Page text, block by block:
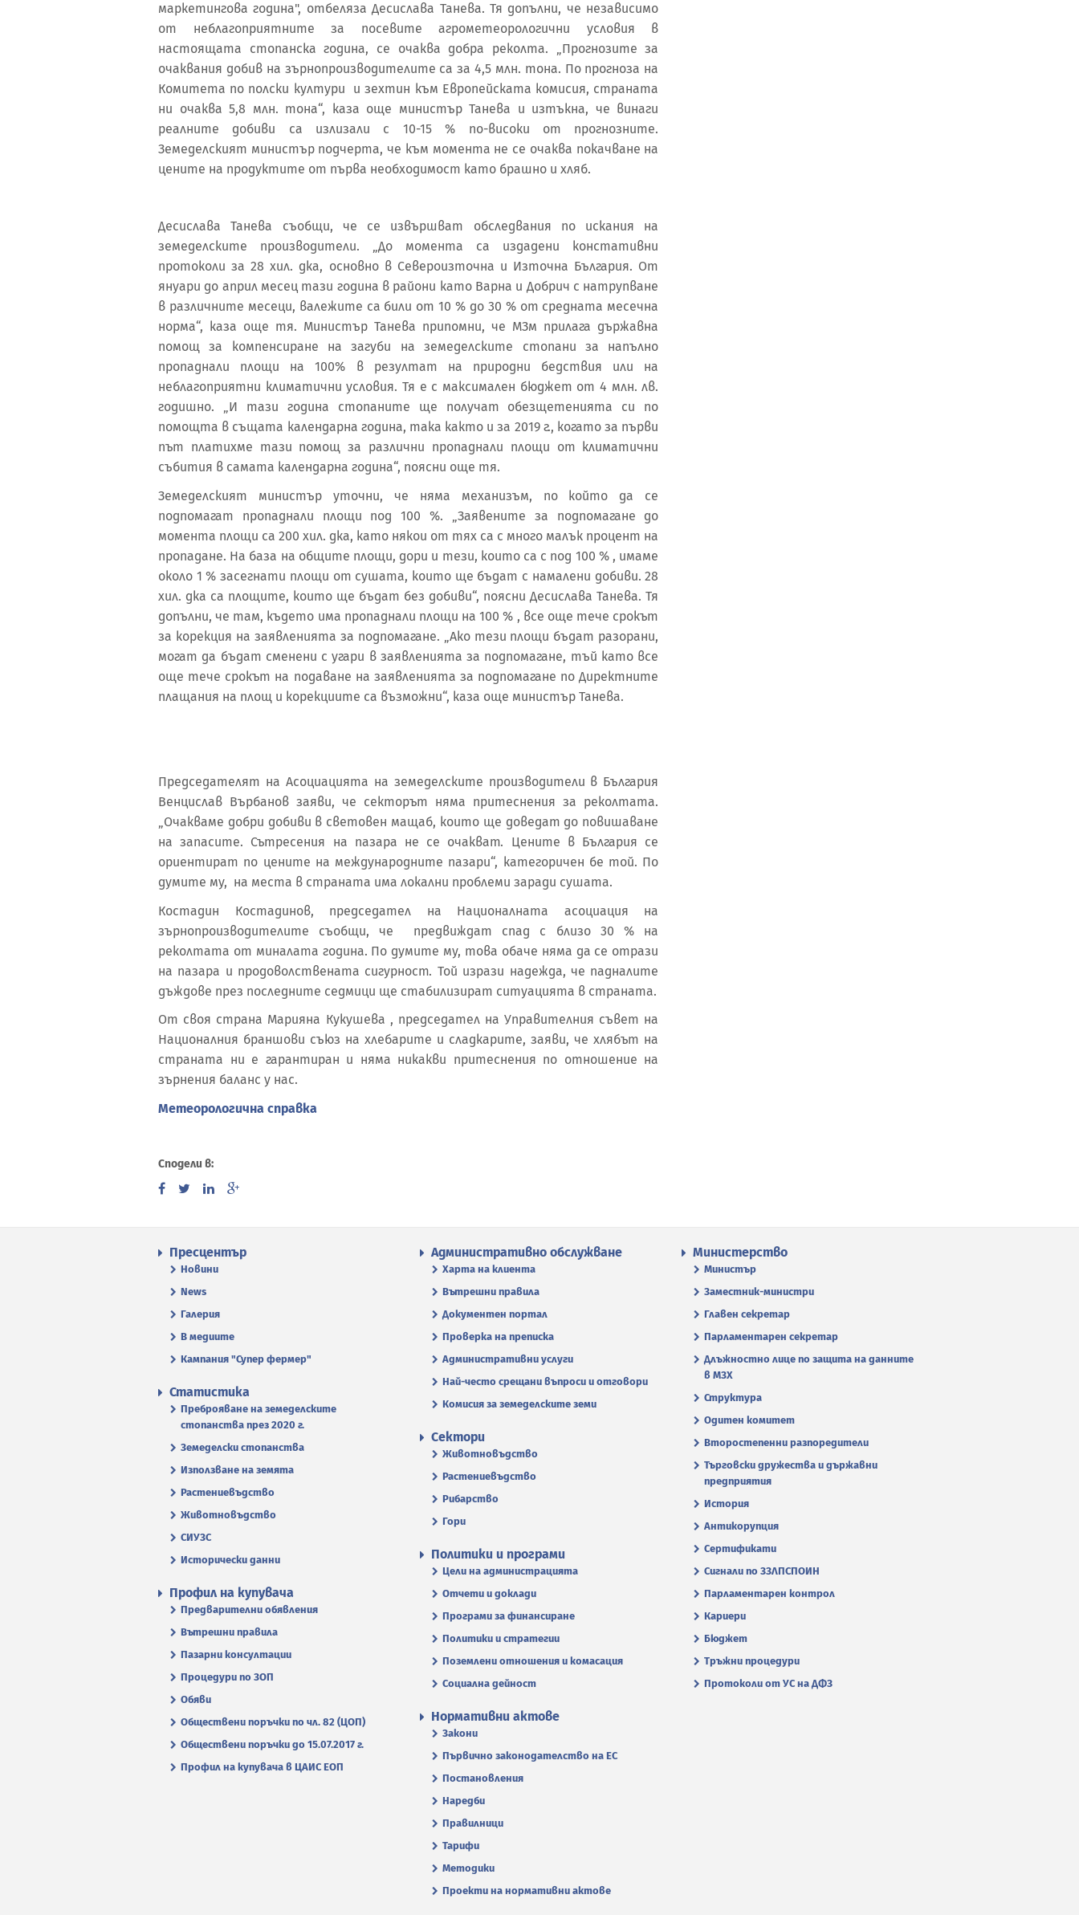
маркетингова година", отбеляза Десислава Танева. Тя допълни, че независимо
от неблагоприятните за посевите агрометеорологични условия в
настоящата стопанска година, се очаква добра реколта. „Прогнозите за
очаквания добив на зърнопроизводителите са за 4,5 млн. тона. По прогноза на
Комитета по полски култури и зехтин към Европейската комисия, страната
ни очаква 5,8 млн. тона“, каза още министър Танева и изтъкна, че винаги
реалните добиви са излизали с 10-15 % по-високи от прогнозните.
Земеделският министър подчерта, че към момента не се очаква покачване на
цените на продуктите от първа необходимост като брашно и хляб.
Десислава Танева съобщи, че се извършват обследвания по искания на
земеделските производители. „До момента са издадени констативни
протоколи за 28 хил. дка, основно в Североизточна и Източна България. От
януари до април месец тази година в райони като Варна и Добрич с натрупване
в различните месеци, валежите са били от 10 % до 30 % от средната месечна
норма“, каза още тя. Министър Танева припомни, че МЗм прилага държавна
помощ за компенсиране на загуби на земеделските стопани за напълно
пропаднали площи на 100% в резултат на природни бедствия или на
неблагоприятни климатични условия. Тя е с максимален бюджет от 4 млн. лв.
годишно. „И тази година стопаните ще получат обезщетенията си по
помощта в същата календарна година, така както и за 2019 г., когато за първи
път платихме тази помощ за различни пропаднали площи от климатични
събития в самата календарна година“, поясни още тя.
Земеделският министър уточни, че няма механизъм, по който да се
подпомагат пропаднали площи под 100 %. „Заявените за подпомагане до
момента площи са 200 хил. дка, като някои от тях са с много малък процент на
пропадане. На база на общите площи, дори и тези, които са с под 100 % , имаме
около 1 % засегнати площи от сушата, които ще бъдат с намалени добиви. 28
хил. дка са площите, които ще бъдат без добиви“, поясни Десислава Танева. Тя
допълни, че там, където има пропаднали площи на 100 % , все още тече срокът
за корекция на заявленията за подпомагане. „Ако тези площи бъдат разорани,
могат да бъдат сменени с угари в заявленията за подпомагане, тъй като все
още тече срокът на подаване на заявленията за подпомагане по Директните
плащания на площ и корекциите са възможни“, каза още министър Танева.
Председателят на Асоциацията на земеделските производители в България
Венцислав Върбанов заяви, че секторът няма притеснения за реколтата.
„Очакваме добри добиви в световен мащаб, които ще доведат до повишаване
на запасите. Сътресения на пазара не се очакват. Цените в България се
ориентират по цените на международните пазари“, категоричен бе той. По
думите му, на места в страната има локални проблеми заради сушата.
Костадин Костадинов, председател на Националната асоциация на
зърнопроизводителите съобщи, че предвиждат спад с близо 30 % на
реколтата от миналата година. По думите му, това обаче няма да се отрази
на пазара и продоволствената сигурност. Той изрази надежда, че падналите
дъждове през последните седмици ще стабилизират ситуацията в страната.
От своя страна Марияна Кукушева , председател на Управителния съвет на
Националния браншови съюз на хлебарите и сладкарите, заяви, че хлябът на
страната ни е гарантиран и няма никакви притеснения по отношение на
зърнения баланс у нас.
Метеорологична справка
Сподели в:
Пресцентър
Новини
News
Галерия
В медиите
Кампания "Супер фермер"
Административно обслужване
Харта на клиента
Вътрешни правила
Документен портал
Проверка на преписка
Административни услуги
Най-често срещани въпроси и отговори
Комисия за земеделските земи
Министерство
Министър
Заместник-министри
Главен секретар
Парламентарен секретар
Длъжностно лице по защита на данните
в МЗХ
Структура
Одитен комитет
Второстепенни разпоредители
Търговски дружества и държавни
предприятия
История
Антикорупция
Сертификати
Сигнали по ЗЗЛПСПОИН
Парламентарен контрол
Кариери
Бюджет
Тръжни процедури
Протоколи от УС на ДФЗ
Статистика
Преброяване на земеделските
стопанства през 2020 г.
Земеделски стопанства
Използване на земята
Растениевъдство
Животновъдство
СИУЗС
Исторически данни
Сектори
Животновъдство
Растениевъдство
Рибарство
Гори
Политики и програми
Цели на администрацията
Отчети и доклади
Програми за финансиране
Политики и стратегии
Поземлени отношения и комасация
Социална дейност
Профил на купувача
Предварителни обявления
Вътрешни правила
Пазарни консултации
Процедури по ЗОП
Обяви
Обществени поръчки по чл. 82 (ЦОП)
Обществени поръчки до 15.07.2017 г.
Профил на купувача в ЦАИС ЕОП
Нормативни актове
Закони
Първично законодателство на ЕС
Постановления
Наредби
Правилници
Тарифи
Методики
Проекти на нормативни актове